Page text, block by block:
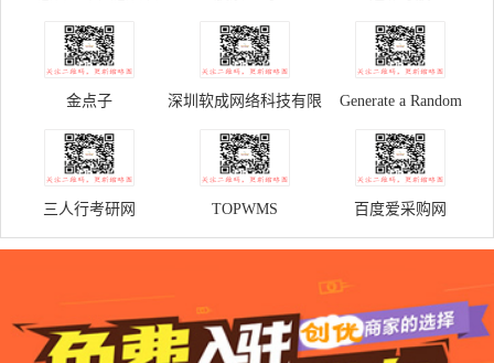
方商城
金点子 深圳软成网络科技有限
公司
Generate a Random
Name - Fake Name
三人行考研网
TOPWMS 百度爱采购网